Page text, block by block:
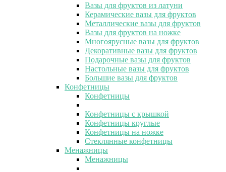
Вазы для фруктов из латуни
Керамические вазы для фруктов
Металлические вазы для фруктов
Вазы для фруктов на ножке
Многоярусные вазы для фруктов
Декоративные вазы для фруктов
Подарочные вазы для фруктов
Настольные вазы для фруктов
Большие вазы для фруктов
Конфетницы
Конфетницы
Конфетницы с крышкой
Конфетницы круглые
Конфетницы на ножке
Стеклянные конфетницы
Менажницы
Менажницы